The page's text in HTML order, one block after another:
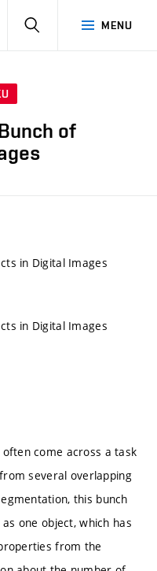
MENU
of
in Digital Images
in Digital Images
come across a task
several overlapping
this bunch
one object, which has
from the